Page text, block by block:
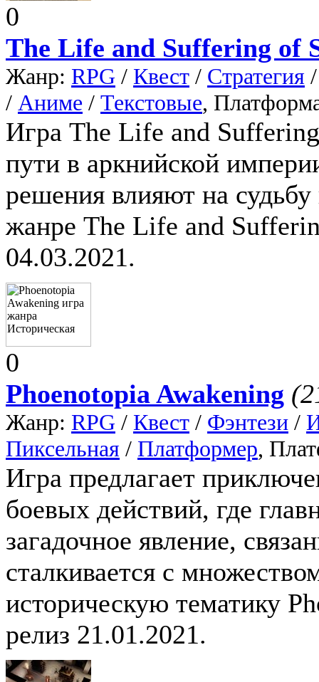
0
The Life and Suffering of
Жанр: RPG / Квест / Стратегия
/ Аниме / Текстовые,
Игра The Life and
пути в аркнийской
решения влияют на
жанре The Life and
04.03.2021.
0
Phoenotopia Awakening
Жанр: RPG / Квест / Фэнтези /
Пиксельная / Платформер,
Игра предлагает
боевых действий, где
загадочное явление,
сталкивается с
историческую тематику
релиз 21.01.2021.